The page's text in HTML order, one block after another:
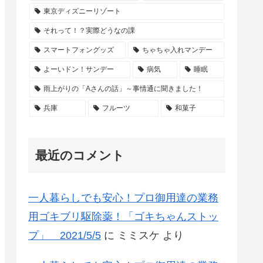
東京ディズニーリゾート
それって！？実際どうなの課
スマートフォングッズ ちゃちゃ入れマンデー
よーいドン！サンデー 病気 睡眠
雨上がりの「Aさんの話」～事情通に聞きました！
兵庫 フルーツ 和菓子
最近のコメント
一人暮らしでも安心！プロ御用達の業務
用ゴキブリ駆除薬！「ゴキちゃんストッ
プ」 2021/5/5 に ミミスケ より